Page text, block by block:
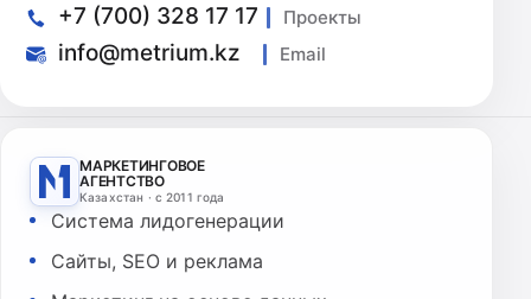
+7 (700) 328 17 17 Проекты
info@metrium.kz Email
МАРКЕТИНГОВОЕ
АГЕНТСТВО
Казахстан · с 2011 года
Система лидогенерации
Сайты, SEO и реклама